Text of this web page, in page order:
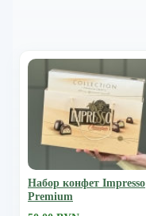
Набор конфет Impresso
Premium